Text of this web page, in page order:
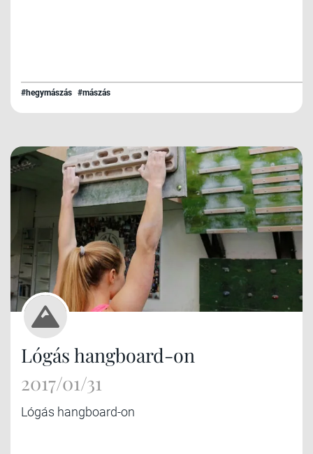
#hegymászás #mászás
Lógás hangboard-on
2017/01/31
Lógás hangboard-on